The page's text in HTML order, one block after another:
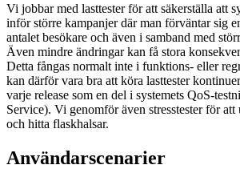
Vi jobbar med lasttester för att säkerställa att
inför större kampanjer där man förväntar sig
antalet besökare och även i samband med
Även mindre ändringar kan få stora
Detta fångas normalt inte i funktions- eller
kan därför vara bra att köra lasttester
varje release som en del i systemets QoS-
Service). Vi genomför även stresstester för att
och hitta flaskhalsar.
Användarscenarier